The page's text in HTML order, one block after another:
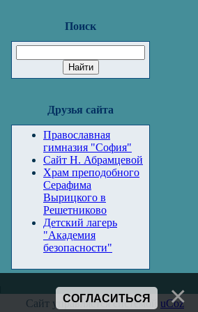
Поиск
Друзья сайта
Православная
гимназия "София"
Сайт Н. Абрамцевой
Храм преподобного
Серафима
Вырицкого в
Решетниково
Детский лагерь
"Академия
безопасности"
Сайт управляется системой uCoz
СОГЛАСИТЬСЯ